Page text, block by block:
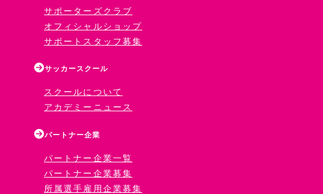
サポーターズクラブ
オフィシャルショップ
サポートスタッフ募集
サッカースクール
スクールについて
アカデミーニュース
パートナー企業
パートナー企業一覧
パートナー企業募集
所属選手雇用企業募集